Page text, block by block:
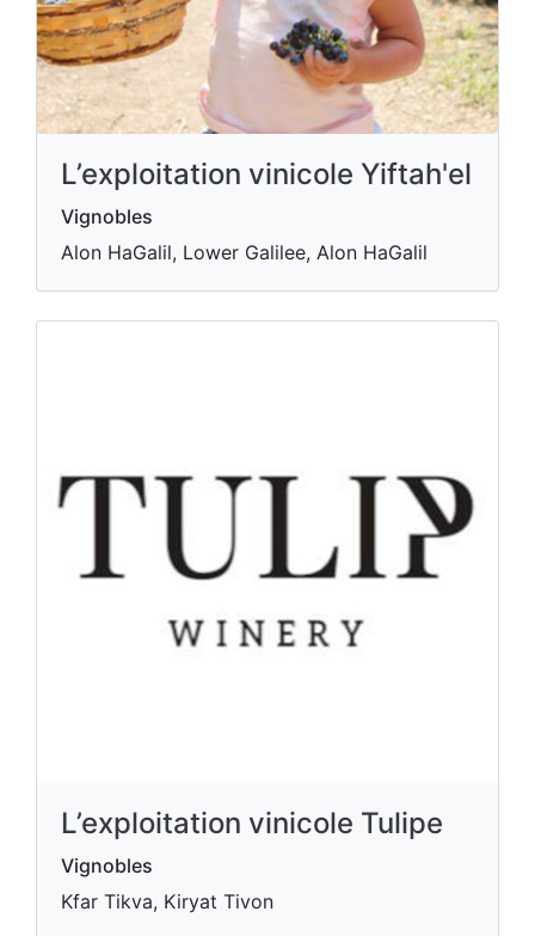
L’exploitation vinicole Yiftah'el
Vignobles
Alon HaGalil, Lower Galilee, Alon HaGalil
L’exploitation vinicole Tulipe
Vignobles
Kfar Tikva, Kiryat Tivon